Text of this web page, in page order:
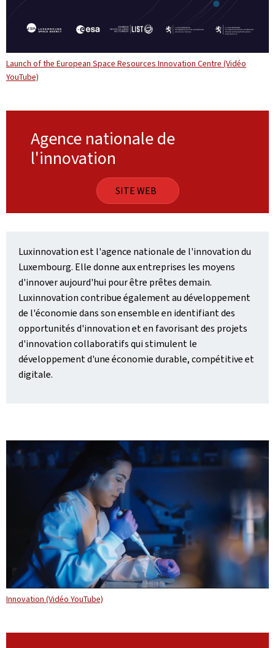
Launch of the European Space Resources Innovation Centre (Vidéo
YouTube)
Agence nationale de
l'innovation
SITE WEB
Luxinnovation est l'agence nationale de l'innovation du
Luxembourg. Elle donne aux entreprises les moyens
d'innover aujourd'hui pour être prêtes demain.
Luxinnovation contribue également au développement
de l'économie dans son ensemble en identifiant des
opportunités d'innovation et en favorisant des projets
d'innovation collaboratifs qui stimulent le
développement d'une économie durable, compétitive et
digitale.
Innovation (Vidéo YouTube)